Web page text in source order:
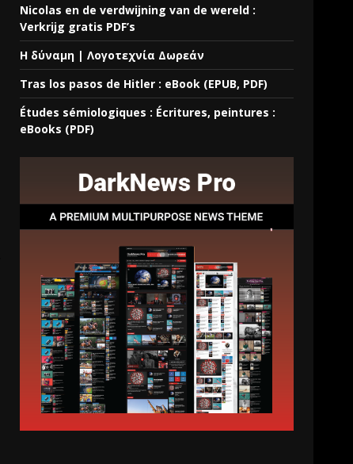
Nicolas en de verdwijning van de wereld :
Verkrijg gratis PDF’s
Η δύναμη | Λογοτεχνία Δωρεάν
Tras los pasos de Hitler : eBook (EPUB, PDF)
Études sémiologiques : Écritures, peintures :
eBooks (PDF)